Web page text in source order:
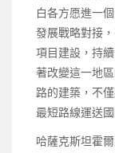
白各方愿進一
發展戰略對接
項目建設，持
著改變這一地
路的建築，不
最短路線運送
哈薩克斯坦霍